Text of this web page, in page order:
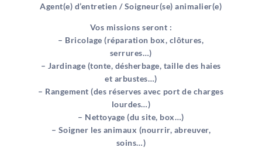
Agent(e) d’entretien / Soigneur(se) animalier(e)
Vos missions seront :
– Bricolage (réparation box, clôtures,
serrures…)
– Jardinage (tonte, désherbage, taille des haies
et arbustes…)
– Rangement (des réserves avec port de charges
lourdes…)
– Nettoyage (du site, box…)
– Soigner les animaux (nourrir, abreuver,
soins…)